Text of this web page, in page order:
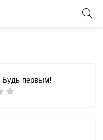
Будь первым!